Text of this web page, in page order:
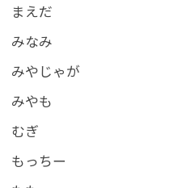
まえだ
みなみ
みやじゃが
みやも
むぎ
もっちー